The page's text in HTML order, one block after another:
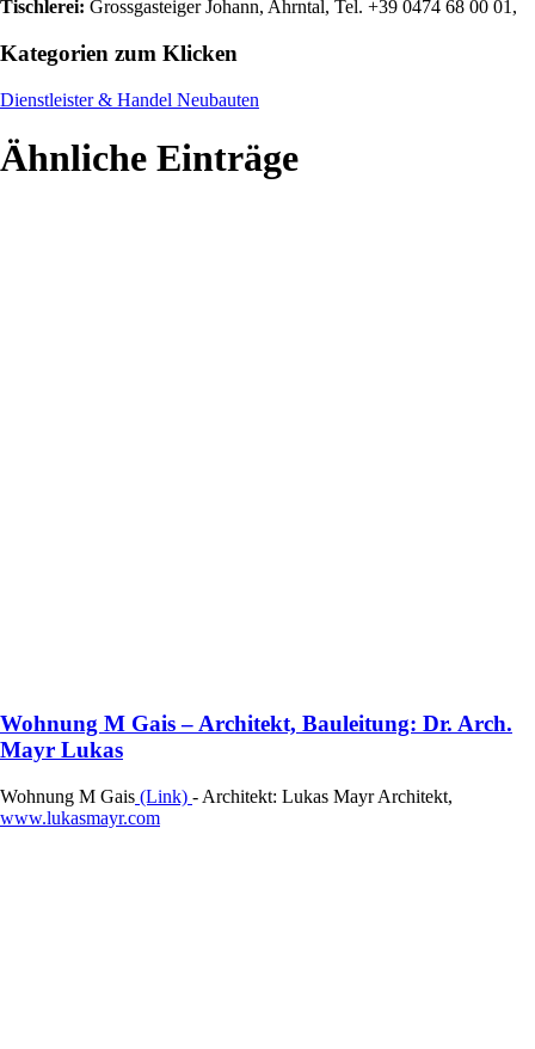
Tischlerei: Grossgasteiger Johann, Ahrntal, Tel. +39 0474 68 00 01,
Kategorien zum Klicken
Dienstleister & Handel Neubauten
Ähnliche Einträge
Wohnung M Gais – Architekt, Bauleitung: Dr. Arch.
Mayr Lukas
Wohnung M Gais (Link) - Architekt: Lukas Mayr Architekt,
www.lukasmayr.com